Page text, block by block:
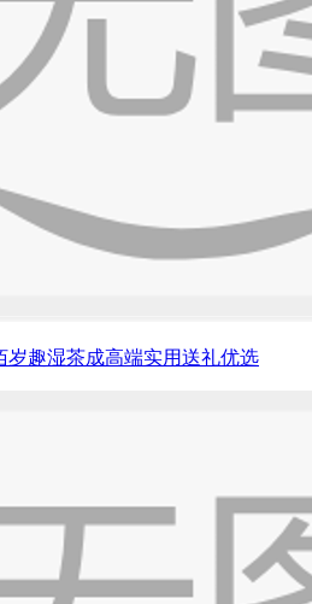
岁趣湿茶成高端实用送礼优选